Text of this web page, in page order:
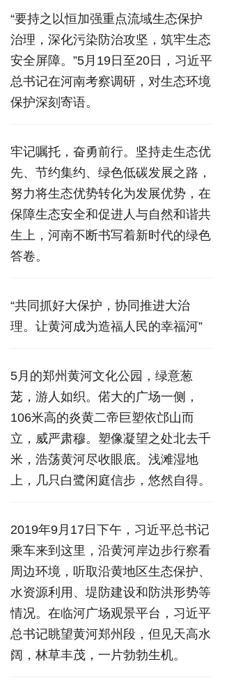
“要持之以恒加强重点流域生态保护
治理，深化污染防治攻坚，筑牢生态
安全屏障。”5月19日至20日，习近平
总书记在河南考察调研，对生态环境
保护深刻寄语。
牢记嘱托，奋勇前行。坚持走生态优
先、节约集约、绿色低碳发展之路，
努力将生态优势转化为发展优势，在
保障生态安全和促进人与自然和谐共
生上，河南不断书写着新时代的绿色
答卷。
“共同抓好大保护，协同推进大治
理。让黄河成为造福人民的幸福河”
5月的郑州黄河文化公园，绿意葱
茏，游人如织。偌大的广场一侧，
106米高的炎黄二帝巨塑依邙山而
立，威严肃穆。塑像凝望之处北去千
米，浩荡黄河尽收眼底。浅滩湿地
上，几只白鹭闲庭信步，悠然自得。
2019年9月17日下午，习近平总书记
乘车来到这里，沿黄河岸边步行察看
周边环境，听取沿黄地区生态保护、
水资源利用、堤防建设和防洪形势等
情况。在临河广场观景平台，习近平
总书记眺望黄河郑州段，但见天高水
阔，林草丰茂，一片勃勃生机。